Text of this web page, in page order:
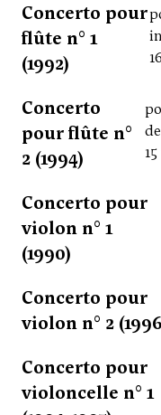
Concerto pour
flûte n° 1
(1992)
Concerto
pour flûte n°
2 (1994)
Concerto pour
violon n° 1
(1990)
Concerto pour
violon n° 2
Concerto pour
violoncelle n° 1